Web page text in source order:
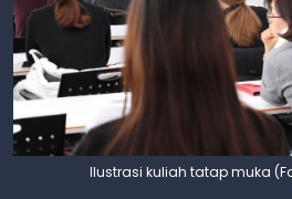
Ilustrasi kuliah tatap muka